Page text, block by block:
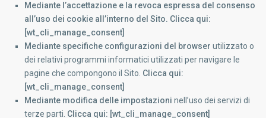
Mediante l’accettazione e la revoca espressa del consenso
all’uso dei cookie all’interno del Sito. Clicca qui:
[wt_cli_manage_consent]
Mediante specifiche configurazioni del browser utilizzato o
dei relativi programmi informatici utilizzati per navigare le
pagine che compongono il Sito. Clicca qui:
[wt_cli_manage_consent]
Mediante modifica delle impostazioni nell’uso dei servizi di
terze parti. Clicca qui: [wt_cli_manage_consent]